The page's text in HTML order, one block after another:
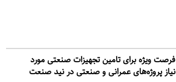
فرصت ویژه برای تامین تجهیزات صنعتی مورد
نیاز پروژه‌های عمرانی و صنعتی در نید صنعت